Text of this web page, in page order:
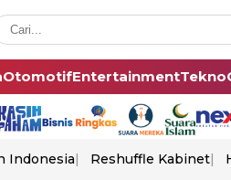
OtomotifEntertainmentTekno
Indonesia Reshuffle Kabinet